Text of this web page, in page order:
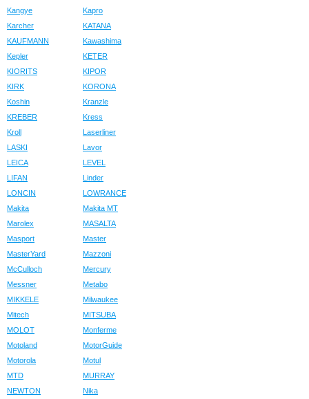
Kangye
Kapro
Karcher
KATANA
KAUFMANN
Kawashima
Kepler
KETER
KIORITS
KIPOR
KIRK
KORONA
Koshin
Kranzle
KREBER
Kress
Kroll
Laserliner
LASKI
Lavor
LEICA
LEVEL
LIFAN
Linder
LONCIN
LOWRANCE
Makita
Makita MT
Marolex
MASALTA
Masport
Master
MasterYard
Mazzoni
McCulloch
Mercury
Messner
Metabo
MIKKELE
Milwaukee
Mitech
MITSUBA
MOLOT
Monferme
Motoland
MotorGuide
Motorola
Motul
MTD
MURRAY
NEWTON
Nika